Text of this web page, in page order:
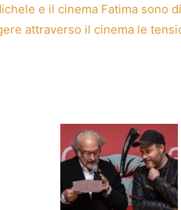
e il cinema Fatima sono
attraverso il cinema le